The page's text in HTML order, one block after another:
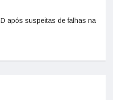
após suspeitas de falhas na